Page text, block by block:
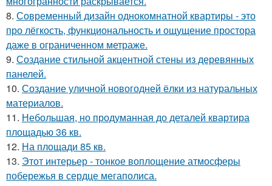
8. Современный дизайн однокомнатной квартиры - это
про лёгкость, функциональность и ощущение простора
даже в ограниченном метраже.
9. Создание стильной акцентной стены из деревянных
панелей.
10. Создание уличной новогодней ёлки из натуральных
материалов.
11. Небольшая, но продуманная до деталей квартира
площадью 36 кв.
12. На площади 85 кв.
13. Этот интерьер - тонкое воплощение атмосферы
побережья в сердце мегаполиса.